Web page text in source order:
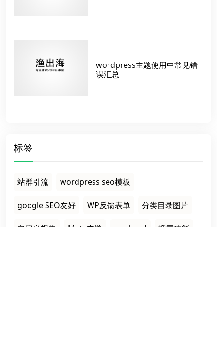
wordpress主题使用中常见错
误汇总
标签
站群引流 wordpress seo模板
google SEO友好 WP反馈表单 分类目录图片
自定义报告 Meta主题 wp_head 搜索功能